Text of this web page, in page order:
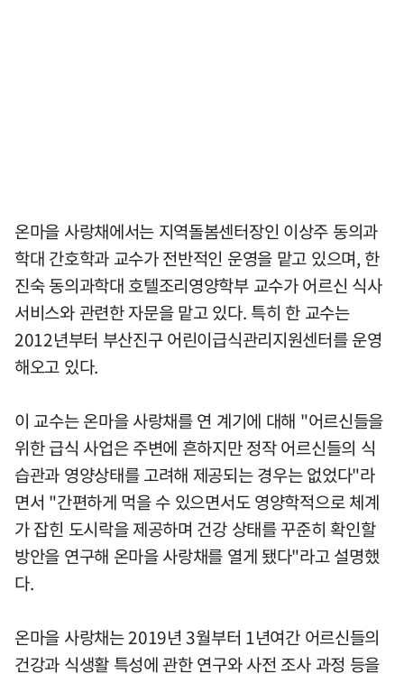
온마을 사랑채에서는 지역돌봄센터장인 이상주 동의과
학대 간호학과 교수가 전반적인 운영을 맡고 있으며, 한
진숙 동의과학대 호텔조리영양학부 교수가 어르신 식사
서비스와 관련한 자문을 맡고 있다. 특히 한 교수는
2012년부터 부산진구 어린이급식관리지원센터를 운영
해오고 있다.
이 교수는 온마을 사랑채를 연 계기에 대해 "어르신들을
위한 급식 사업은 주변에 흔하지만 정작 어르신들의 식
습관과 영양상태를 고려해 제공되는 경우는 없었다"라
면서 "간편하게 먹을 수 있으면서도 영양학적으로 체계
가 잡힌 도시락을 제공하며 건강 상태를 꾸준히 확인할
방안을 연구해 온마을 사랑채를 열게 됐다"라고 설명했
다.
온마을 사랑채는 2019년 3월부터 1년여간 어르신들의
건강과 식생활 특성에 관한 연구와 사전 조사 과정 등을